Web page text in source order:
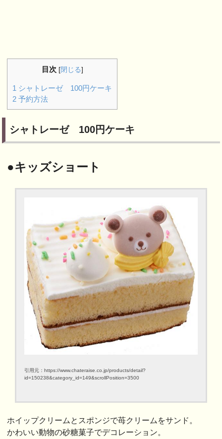
目次 [閉じる]
1 シャトレーゼ 100円ケーキ
2 予約方法
シャトレーゼ 100円ケーキ
●キッズショート
引用元：https://www.chateraise.co.jp/products/detail?
id=150238&category_id=149&scrollPosition=3500
ホイップクリームとスポンジで苺クリームをサンド。
かわいい動物の砂糖菓子でデコレーション。